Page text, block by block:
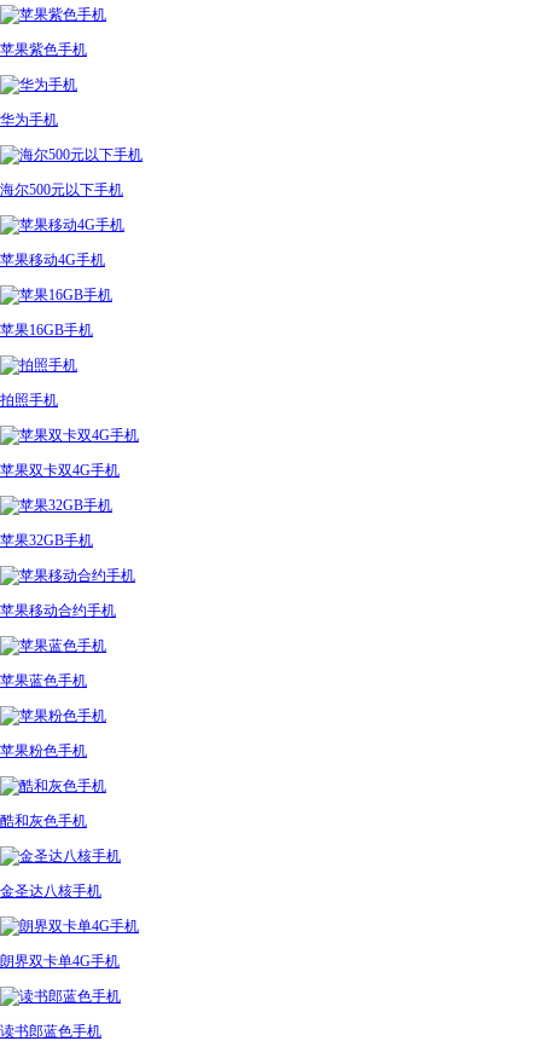
苹果紫色手机
华为手机
海尔500元以下手机
苹果移动4G手机
苹果16GB手机
拍照手机
苹果双卡双4G手机
苹果32GB手机
苹果移动合约手机
苹果蓝色手机
苹果粉色手机
酷和灰色手机
金圣达八核手机
朗界双卡单4G手机
读书郎蓝色手机